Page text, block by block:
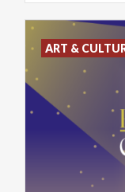
ART &